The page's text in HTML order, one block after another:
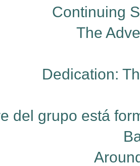
Continuing
The
Dedication:
del grupo está